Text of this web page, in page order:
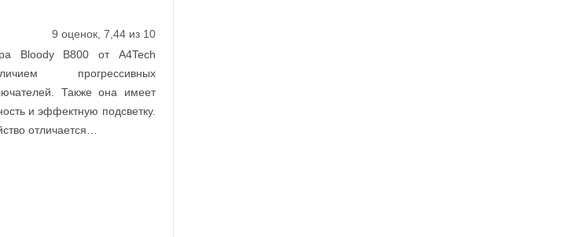
9 оценок, 7,44 из 10
Bloody B800 от A4Tech
прогрессивных
Также она имеет
и эффектную подсветку.
отличается…